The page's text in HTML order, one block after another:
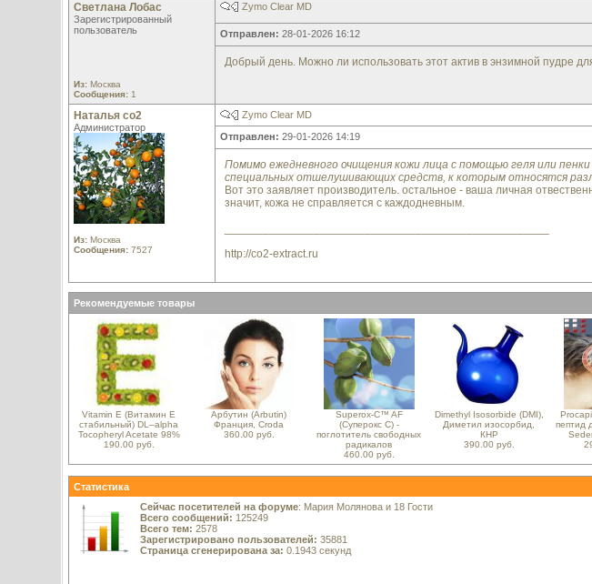
Светлана Лобас
Зарегистрированный
пользователь
Из:Москва
Сообщения:1
Zymo Clear MD
Отправлен: 28-01-2026 16:12
Добрый день. Можно ли использовать этот актив в энзимной пудре
Наталья со2
Администратор
Из:Москва
Сообщения:7527
Zymo Clear MD
Отправлен: 29-01-2026 14:19
Помимо ежедневного очищения кожи лица с помощью геля или
специальных отшелушивающих средств, к которым относятся
Вот это заявляет производитель. остальное - ваша личная
значит, кожа не справляется с каждодневным.
http://co2-extract.ru
Рекомендуемые товары
Vitamin E (Витамин E
стабильный) DL–alpha
Tocopheryl Acetate 98%
190.00 руб.
Арбутин (Arbutin)
Франция, Croda
360.00 руб.
Superox-C™ AF
(Суперокс С) -
поглотитель свободных
радикалов
460.00 руб.
Dimethyl Isosorbide (DMI),
Диметил изосорбид,
КНР
390.00 руб.
пептид
Статистика
Сейчас посетителей на форуме: Мария Молянова и 18 Гости
Всего сообщений: 125249
Всего тем: 2578
Зарегистрировано пользователей: 35881
Страница сгенерирована за: 0.1943 секунд